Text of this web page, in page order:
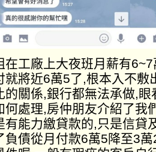
在工廠上大夜班月薪有
就將近6萬5了,根本入不
的關係,銀行都無法承做,
何處理,房仲朋友介紹了我
有能力繳貸款的,只是信貸
負債從月付款6萬5降至3